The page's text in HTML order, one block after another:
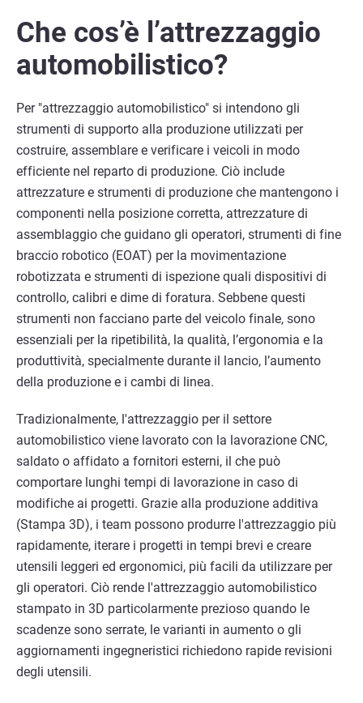
Che cos’è l’attrezzaggio
automobilistico?
Per "attrezzaggio automobilistico" si intendono gli
strumenti di supporto alla produzione utilizzati per
costruire, assemblare e verificare i veicoli in modo
efficiente nel reparto di produzione. Ciò include
attrezzature e strumenti di produzione che mantengono i
componenti nella posizione corretta, attrezzature di
assemblaggio che guidano gli operatori, strumenti di fine
braccio robotico (EOAT) per la movimentazione
robotizzata e strumenti di ispezione quali dispositivi di
controllo, calibri e dime di foratura. Sebbene questi
strumenti non facciano parte del veicolo finale, sono
essenziali per la ripetibilità, la qualità, l’ergonomia e la
produttività, specialmente durante il lancio, l’aumento
della produzione e i cambi di linea.
Tradizionalmente, l'attrezzaggio per il settore
automobilistico viene lavorato con la lavorazione CNC,
saldato o affidato a fornitori esterni, il che può
comportare lunghi tempi di lavorazione in caso di
modifiche ai progetti. Grazie alla produzione additiva
(Stampa 3D), i team possono produrre l'attrezzaggio più
rapidamente, iterare i progetti in tempi brevi e creare
utensili leggeri ed ergonomici, più facili da utilizzare per
gli operatori. Ciò rende l'attrezzaggio automobilistico
stampato in 3D particolarmente prezioso quando le
scadenze sono serrate, le varianti in aumento o gli
aggiornamenti ingegneristici richiedono rapide revisioni
degli utensili.